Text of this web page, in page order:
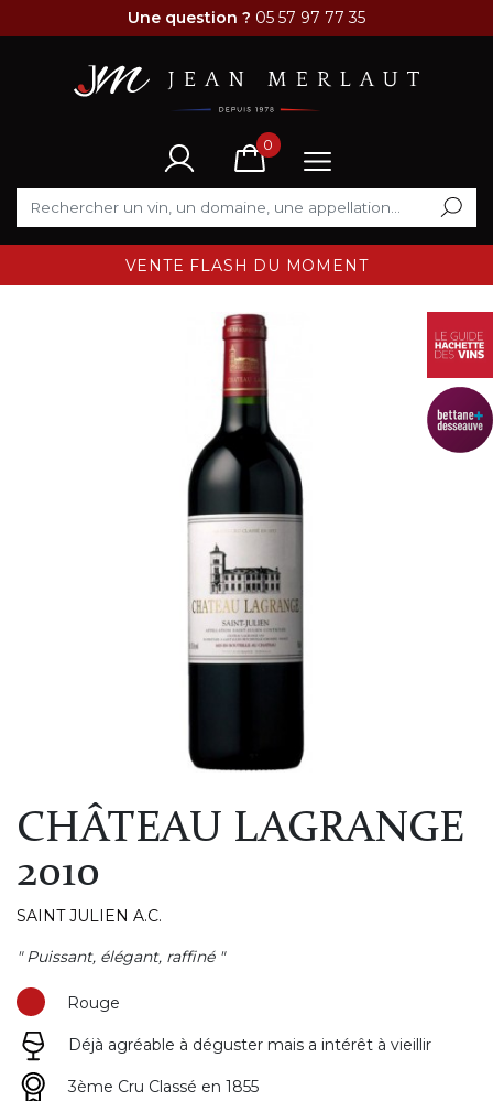
Une question ? 05 57 97 77 35
0
VENTE FLASH DU MOMENT
CHÂTEAU LAGRANGE
2010
SAINT JULIEN A.C.
" Puissant, élégant, raffiné "
Rouge
Déjà agréable à déguster mais a intérêt à vieillir
3ème Cru Classé en 1855